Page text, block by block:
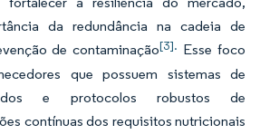
da redundância na cadeia de
de contaminação[3]. Esse foco
que possuem sistemas de
e protocolos robustos de
contínuas dos requisitos nutricionais